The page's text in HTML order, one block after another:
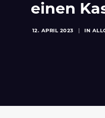
SPONSOREN &
einen
12. APRIL 2023 IN